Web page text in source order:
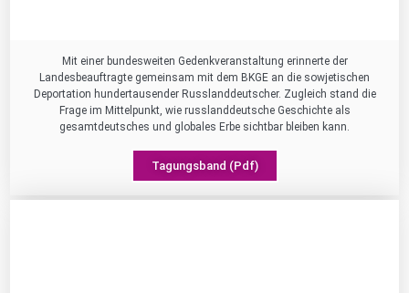
Mit einer bundesweiten Gedenkveranstaltung erinnerte der
Landesbeauftragte gemeinsam mit dem BKGE an die sowjetischen
Deportation hundertausender Russlanddeutscher. Zugleich stand die
Frage im Mittelpunkt, wie russlanddeutsche Geschichte als
gesamtdeutsches und globales Erbe sichtbar bleiben kann.
Tagungsband (Pdf)